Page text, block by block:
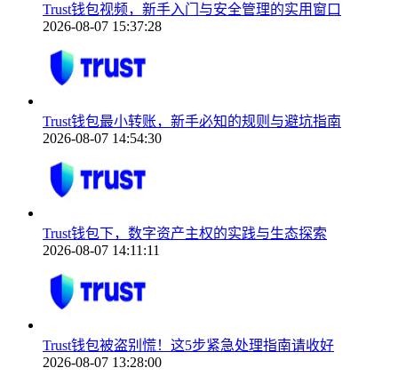
Trust钱包视频，新手入门与安全管理的实用窗口
2026-08-07 15:37:28
Trust钱包最小转账，新手必知的规则与避坑指南
2026-08-07 14:54:30
Trust钱包下，数字资产主权的实践与生态探索
2026-08-07 14:11:11
Trust钱包被盗别慌！这5步紧急处理指南请收好
2026-08-07 13:28:00